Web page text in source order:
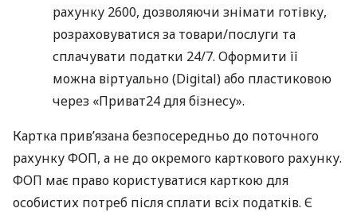
рахунку 2600, дозволяючи знімати готівку,
розраховуватися за товари/послуги та
сплачувати податки 24/7. Оформити її
можна віртуально (Digital) або пластиковою
через «Приват24 для бізнесу».
Картка прив’язана безпосередньо до поточного
рахунку ФОП, а не до окремого карткового рахунку.
ФОП має право користуватися карткою для
особистих потреб після сплати всіх податків. Є